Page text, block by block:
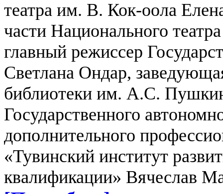
театра им. В. Кок-оола
части Национального
главный режиссер
Светлана Ондар,
библиотеки им. А.С.
Государственного
дополнительного
«Тувинский институт
квалификации» Вячеслав